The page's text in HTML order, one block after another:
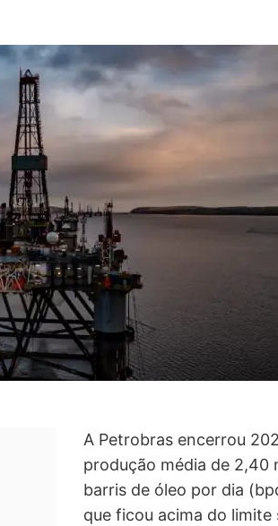
A Petrobras encerrou
produção média de 2,40
barris de óleo por dia
que ficou acima do limite